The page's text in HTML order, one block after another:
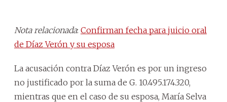
Nota relacionada: Confirman fecha para juicio oral
de Díaz Verón y su esposa
La acusación contra Díaz Verón es por un ingreso
no justificado por la suma de G. 10.495.174.320,
mientras que en el caso de su esposa, María Selva